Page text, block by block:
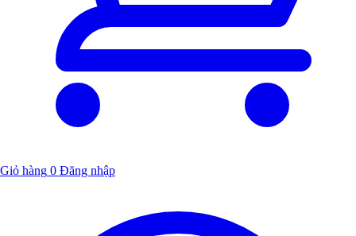
Giỏ hàng 0 Đăng nhập